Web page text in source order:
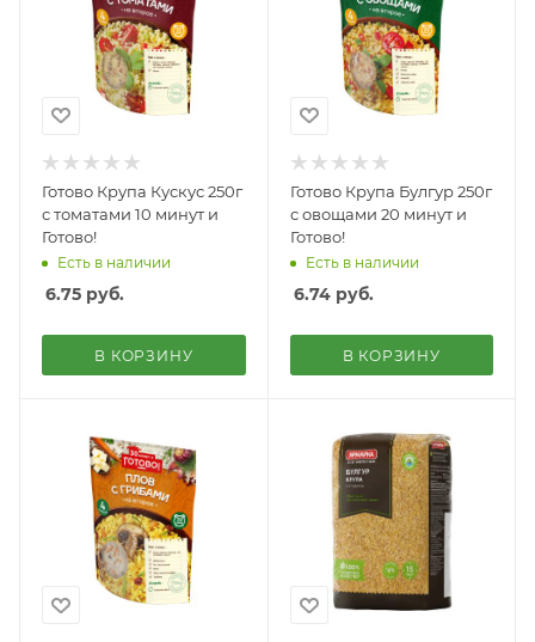
Готово Крупа Кускус 250г
с томатами 10 минут и
Готово!
Есть в наличии
6.75 руб.
В КОРЗИНУ
Готово Крупа Булгур 250г
с овощами 20 минут и
Готово!
Есть в наличии
6.74руб.
В КОРЗИНУ